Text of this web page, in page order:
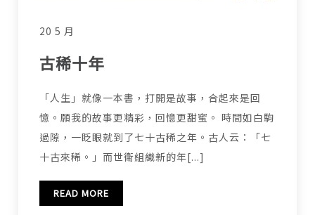
20 5 月
古稀十年
「人生」就像一本書，打開是故事，合起來是回
憶。願我的故事更精彩，回憶更甜蜜。 時間如白駒
過隙，一眨眼就到了七十古稀之年。古人云：「七
十古來稀。」而世衛組織新的年[...]
READ MORE